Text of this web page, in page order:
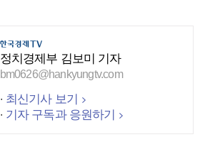
정치경제부 김보미 기자
bm0626@hankyungtv.com
최신기사 보기
기자 구독과 응원하기